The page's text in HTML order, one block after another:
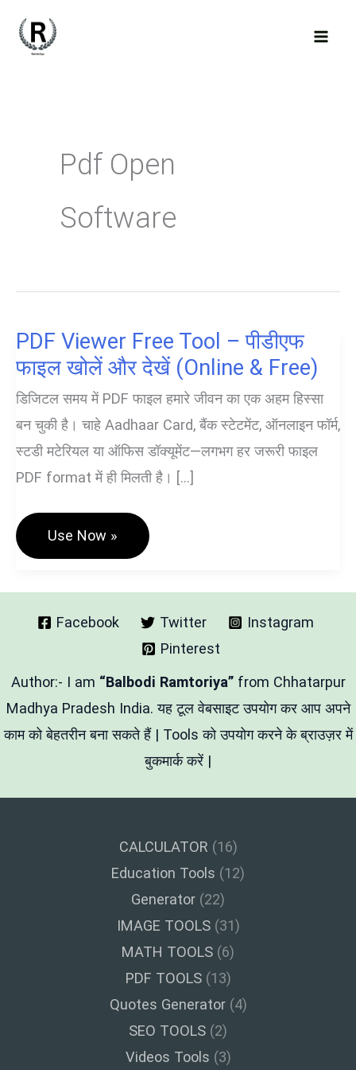
Pdf Open
Software
PDF Viewer Free Tool – पीडीएफ
फाइल खोलें और देखें (Online & Free)
डिजिटल समय में PDF फाइल हमारे जीवन का एक अहम हिस्सा
बन चुकी है। चाहे Aadhaar Card, बैंक स्टेटमेंट, ऑनलाइन फॉर्म,
स्टडी मटेरियल या ऑफिस डॉक्यूमेंट—लगभग हर जरूरी फाइल
PDF format में ही मिलती है। […]
PDF
Free
–
फाइल
खोलें
(Online
&
Free)
Use Now »
Facebook Twitter
Instagram
Pinterest
Author:- I am “Balbodi Ramtoriya” from Chhatarpur
Madhya Pradesh India. यह टूल वेबसाइट उपयोग कर आप अपने
काम को बेहतरीन बना सकते हैं | Tools को उपयोग करने के ब्राउज़र में
बुकमार्क करें |
CALCULATOR (16)
Education Tools (12)
Generator (22)
IMAGE TOOLS(31)
MATH TOOLS (6)
PDF TOOLS(13)
Quotes Generator(4)
SEO TOOLS (2)
Videos Tools (3)